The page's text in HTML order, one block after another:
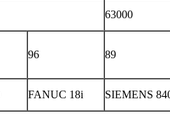
63000
96 89
FANUC 18i SIEMENS